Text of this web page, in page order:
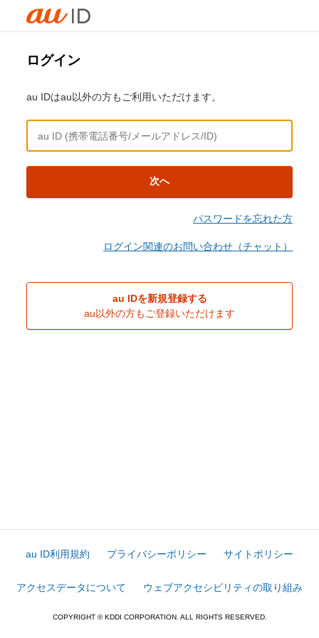
ログイン
au IDはau以外の方もご利用いただけます。
次へ
パスワードを忘れた方
ログイン関連のお問い合わせ（チャット）
au IDを新規登録する
au以外の方もご登録いただけます
au ID利用規約 プライバシーポリシー サイトポリシー
アクセスデータについて ウェブアクセシビリティの取り組み
COPYRIGHT © KDDI CORPORATION. ALL RIGHTS RESERVED.